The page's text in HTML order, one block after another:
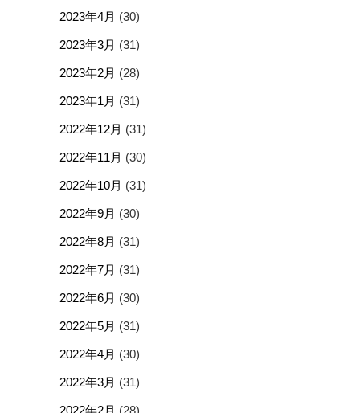
2023年4月 (30)
2023年3月 (31)
2023年2月 (28)
2023年1月 (31)
2022年12月 (31)
2022年11月 (30)
2022年10月 (31)
2022年9月 (30)
2022年8月 (31)
2022年7月 (31)
2022年6月 (30)
2022年5月 (31)
2022年4月 (30)
2022年3月 (31)
2022年2月 (28)